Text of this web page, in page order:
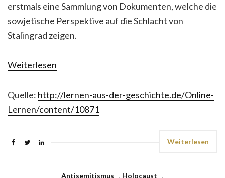
erstmals eine Sammlung von Dokumenten, welche die
sowjetische Perspektive auf die Schlacht von
Stalingrad zeigen.
Weiterlesen
Quelle: http://lernen-aus-der-geschichte.de/Online-
Lernen/content/10871
Weiterlesen
Antisemitismus , Holocaust
,